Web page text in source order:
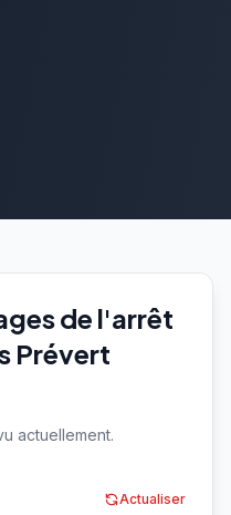
de l'arrêt
Prévert
actuellement.
Actualiser